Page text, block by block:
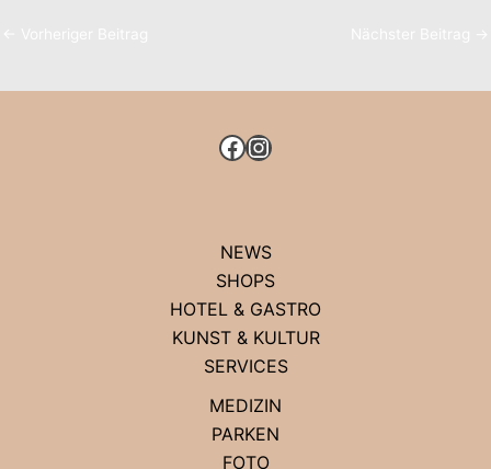
FACEBOOK
INSTAGRAM
NEWS
SHOPS
HOTEL & GASTRO
KUNST & KULTUR
SERVICES
MEDIZIN
PARKEN
FOTO